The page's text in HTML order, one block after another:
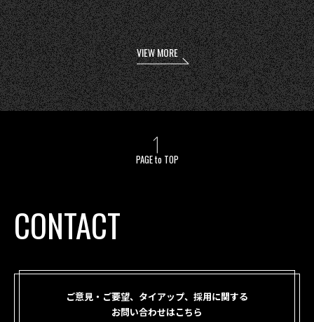
VIEW MORE
PAGE to TOP
CONTACT
ご意見・ご要望、タイアップ、採用に関する
お問い合わせはこちら